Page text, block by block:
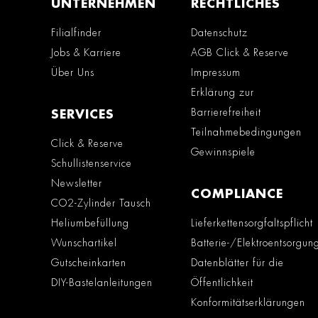
UNTERNEHMEN
Filialfinder
Jobs & Karriere
Über Uns
SERVICES
Click & Reserve
Schullistenservice
Newsletter
CO2-Zylinder Tausch
Heliumbefüllung
Wunschartikel
Gutscheinkarten
DIY-Bastelanleitungen
RECHTLICHES
Datenschutz
AGB Click & Reserve
Impressum
Erklärung zur
Barrierefreiheit
Teilnahmebedingungen
Gewinnspiele
COMPLIANCE
Lieferkettensorgfaltspflicht
Batterie-/Elektroentsorgung
Datenblätter für die
Öffentlichkeit
Konformitätserklärungen